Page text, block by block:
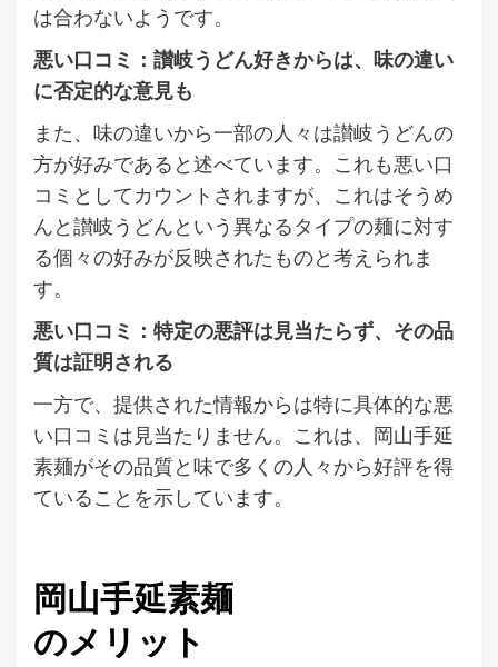
は合わないようです。
悪い口コミ：讃岐うどん好きからは、味の違い
に否定的な意見も
また、味の違いから一部の人々は讃岐うどんの
方が好みであると述べています。これも悪い口
コミとしてカウントされますが、これはそうめ
んと讃岐うどんという異なるタイプの麺に対す
る個々の好みが反映されたものと考えられま
す。
悪い口コミ：特定の悪評は見当たらず、その品
質は証明される
一方で、提供された情報からは特に具体的な悪
い口コミは見当たりません。これは、岡山手延
素麺がその品質と味で多くの人々から好評を得
ていることを示しています。
岡山手延素麺
のメリット